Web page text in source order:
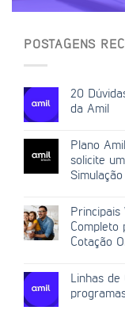
POSTAGENS
20
da Amil
Plano
solicite
Simulação
Principais
Completo
Cotação
Linhas de